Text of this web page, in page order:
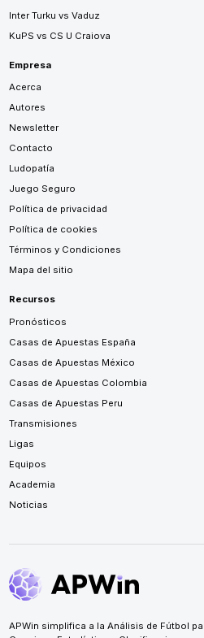
Inter Turku vs Vaduz
KuPS vs CS U Craiova
Empresa
Acerca
Autores
Newsletter
Contacto
Ludopatía
Juego Seguro
Política de privacidad
Política de cookies
Términos y Condiciones
Mapa del sitio
Recursos
Pronósticos
Casas de Apuestas España
Casas de Apuestas México
Casas de Apuestas Colombia
Casas de Apuestas Peru
Transmisiones
Ligas
Equipos
Academia
Noticias
APWin simplifica a la Análisis de Fútbol